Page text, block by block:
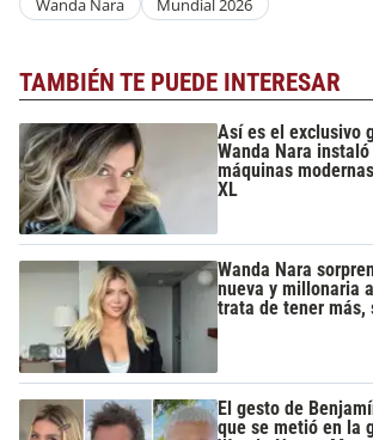
Wanda Nara Mundial 2026
TAMBIÉN TE PUEDE INTERESAR
Así es el exclusivo
Wanda Nara
máquinas
XL
Wanda Nara
nueva y millonaria
trata de tener más,
El gesto de
que se metió en la